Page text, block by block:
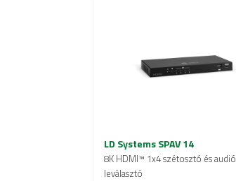
LD Systems SPAV 14
8K HDMI™ 1x4 szétosztó és audió
leválasztó